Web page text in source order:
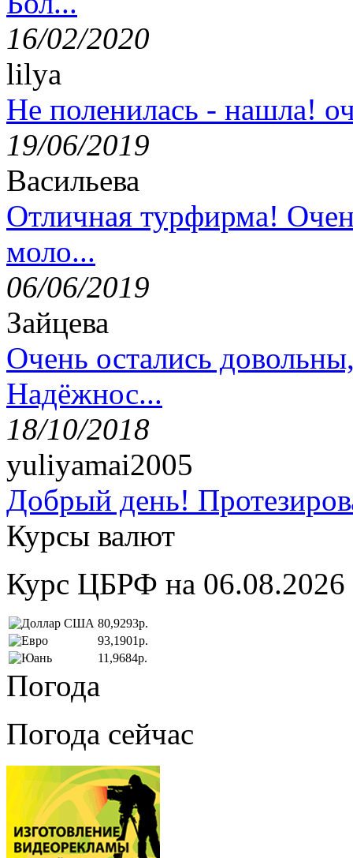
16/02/2020
lilya
Не поленилась - нашла!
19/06/2019
Васильева
Отличная турфирма!
моло...
06/06/2019
Зайцева
Очень остались
Надёжнос...
18/10/2018
yuliyamai2005
Добрый день!
Курсы валют
Курс ЦБРФ на 06.08.2026
80,9293р.
93,1901р.
11,9684р.
Погода
Погода сейчас